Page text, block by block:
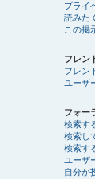
プライ
読みた
この掲
フレン
フレン
ユーザ
フォー
検索す
検索し
検索す
ユーザ
自分が